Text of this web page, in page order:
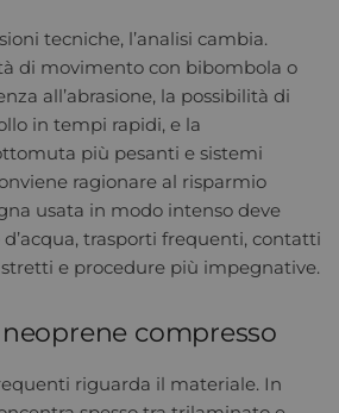
tecniche, l’analisi cambia.
di movimento con bibombola o
all’abrasione, la possibilità di
in tempi rapidi, e la
più pesanti e sistemi
ragionare al risparmio
usata in modo intenso deve
trasporti frequenti, contatti
e procedure più impegnative.
compresso
riguarda il materiale. In